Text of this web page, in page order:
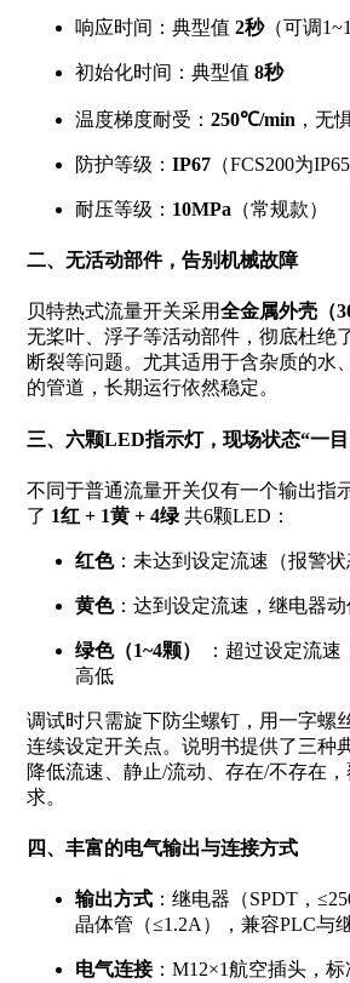
响应时间：典型值 2秒（可调
初始化时间：典型值 8秒
温度梯度耐受： 250℃/min ，无
防护等级： IP67（FCS200为IP65
耐压等级： 10MPa （常规款）
二、无活动部件，告别机械故障
贝特热式流量开关采用全金属外壳（
无桨叶、浮子等活动部件，彻底杜绝
断裂等问题。尤其适用于含杂质的水
的管道，长期运行依然稳定。
三、六颗LED指示灯，现场状态“一
不同于普通流量开关仅有一个输出指
了 1红 + 1黄 + 4绿共6颗LED：
红色：未达到设定流速（报警状
黄色：达到设定流速，继电器动
绿色（1~4颗）
：超过设定流速
高低
调试时只需旋下防尘螺钉，用一字螺
连续设定开关点。说明书提供了三种
降低流速、静止/流动、存在/不存在
求。
四、丰富的电气输出与连接方式
输出方式：继电器（SPDT，
晶体管（≤1.2A），兼容PLC与
电气连接：M12×1航空插头，